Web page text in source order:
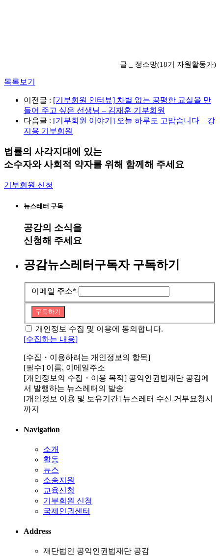
글 _ 정소망(18기 자원활동가)
목록보기
이전글 : [기부회원 인터뷰] 차별 없는 공평한 교실을 만
들어 주고 싶은 선생님 – 김재훈 기부회원
다음글 : [기부회원 이야기] 오늘 하루도 고맙습니다 _ 강
지용 기부회원
법률의 사각지대에 있는
소수자와 사회적 약자를 위해 함께해 주세요
기부회원 신청
뉴스레터 구독
공감의 소식을
신청해 주세요
공감뉴스레터구독자 구독하기
이메일 주소*
구독하기
개인정보 수집 및 이용에 동의합니다.
[수집하는 내용]
[수집・이용하려는 개인정보의 항목]
[필수] 이름, 이메일주소
[개인정보의 수집・이용 목적] 공익인권법재단 공감에
서 발행하는 뉴스레터의 발송
[개인정보 이용 및 보유기간] 뉴스레터 수신 거부요청시
까지
Navigation
소개
활동
뉴스
소송지원
교육신청
기부회원 신청
국제인권센터
Address
재단법인 공익인권법재단 공감